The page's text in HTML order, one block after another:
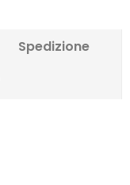
Spedizione